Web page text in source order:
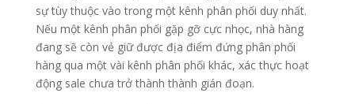
sự tùy thuộc vào trong một kênh phân phối duy nhất.
Nếu một kênh phân phối gặp gỡ cực nhọc, nhà hàng
đang sẽ còn vẻ giữ được địa điểm đứng phân phối
hàng qua một vài kênh phân phối khác, xác thực hoạt
động sale chưa trở thành thành gián đoạn.